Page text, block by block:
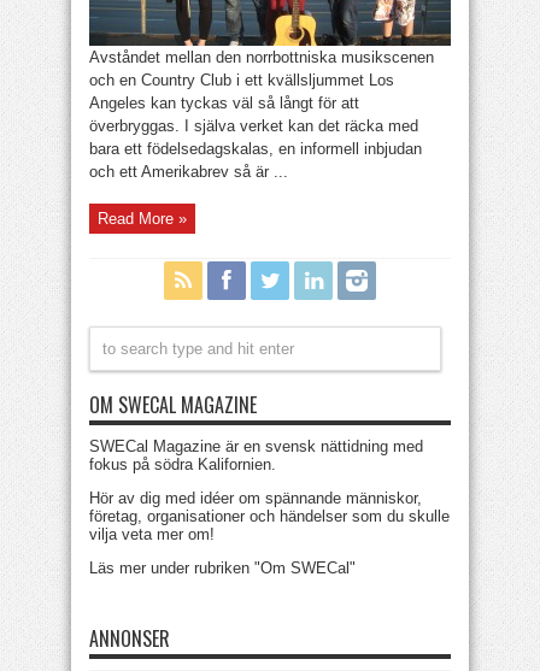
Avståndet mellan den norrbottniska musikscenen
och en Country Club i ett kvällsljummet Los
Angeles kan tyckas väl så långt för att
överbryggas. I själva verket kan det räcka med
bara ett födelsedagskalas, en informell inbjudan
och ett Amerikabrev så är ...
Read More »
OM SWECAL MAGAZINE
SWECal Magazine är en svensk nättidning med
fokus på södra Kalifornien.
Hör av dig med idéer om spännande människor,
företag, organisationer och händelser som du skulle
vilja veta mer om!
Läs mer under rubriken "Om SWECal"
ANNONSER